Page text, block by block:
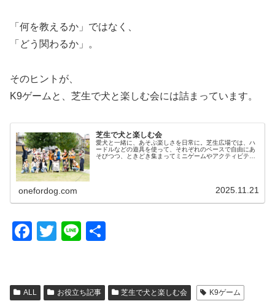
「何を教えるか」ではなく、
「どう関わるか」。
そのヒントが、
K9ゲームと、芝生で犬と楽しむ会には詰まっています。
芝生で犬と楽しむ会
愛犬と一緒に、あそぶ楽しさを日常に。芝生広場では、ハ
ードルなどの遊具を使って、それぞれのペースで自由にあ
そびつつ、ときどき集まってミニゲームやアクティビティ
onefordog.com 2025.11.21
F
e
T
er
Li
ALL お役立ち記事 芝生で犬と楽しむ会
K9ゲーム